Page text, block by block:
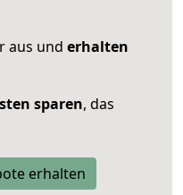
aus und erhalten
sparen, das
erhalten